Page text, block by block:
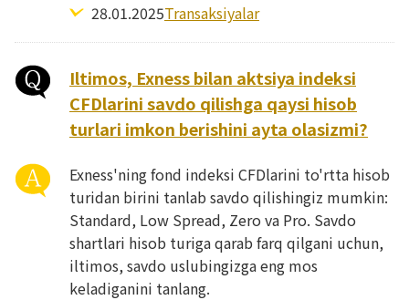
28.01.2025Transaksiyalar
Iltimos, Exness bilan aktsiya indeksi
CFDlarini savdo qilishga qaysi hisob
turlari imkon berishini ayta olasizmi?
Exness'ning fond indeksi CFDlarini to'rtta hisob
turidan birini tanlab savdo qilishingiz mumkin:
Standard, Low Spread, Zero va Pro. Savdo
shartlari hisob turiga qarab farq qilgani uchun,
iltimos, savdo uslubingizga eng mos
keladiganini tanlang.